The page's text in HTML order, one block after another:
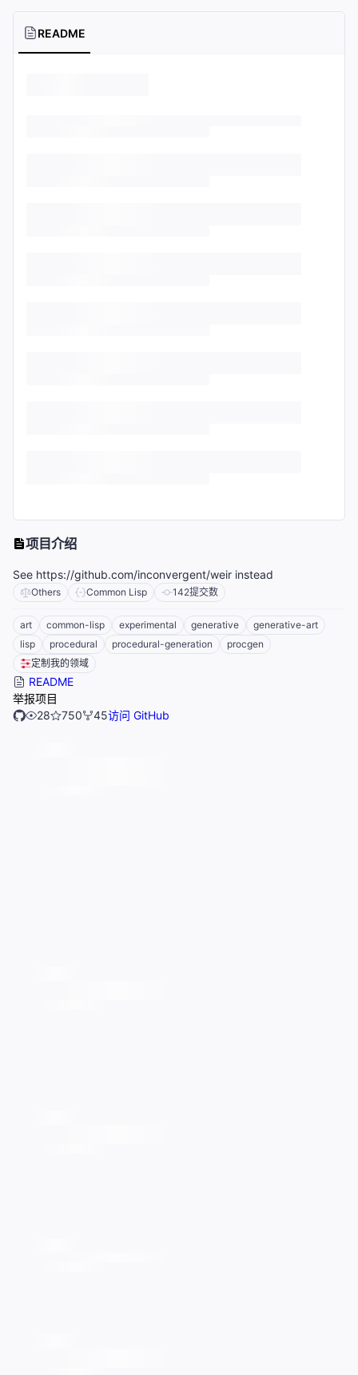
README
项目介绍
See https://github.com/inconvergent/weir instead
Others Common Lisp 142提交数
art common-lisp experimental generative
generative-art
lisp
procedural procedural-generation
procgen
定制我的领域
README
举报项目
28
750 45访问 GitHub